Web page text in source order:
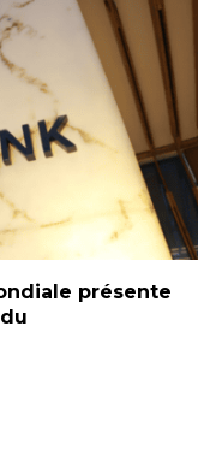
présente